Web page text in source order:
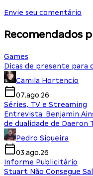
Envie seu comentário
Recomendados
Games
Dicas de presente para
Camila Hortencio
07.ago.26
Séries, TV e Streaming
Entrevista: Benjamin
de dualidade de Daeron
Pedro Siqueira
03.ago.26
Informe Publicitário
Stuart Não Consegue